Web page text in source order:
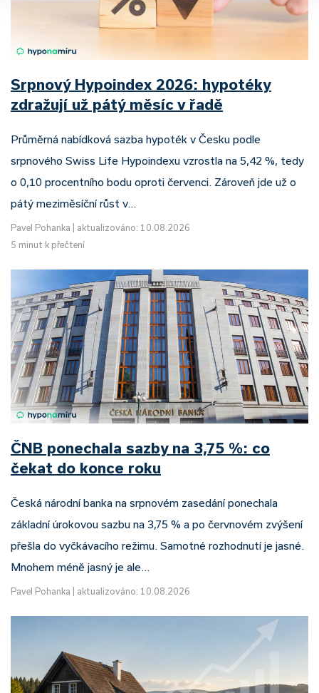
Srpnový Hypoindex 2026: hypotéky
zdražují už pátý měsíc v řadě
Průměrná nabídková sazba hypoték v Česku podle
srpnového Swiss Life Hypoindexu vzrostla na 5,42 %, tedy
o 0,10 procentního bodu oproti červenci. Zároveň jde už o
pátý meziměsíční růst v…
Pavel Pohanka
aktualizováno: 10.08.2026
5 minut k přečtení
ČNB ponechala sazby na 3,75 %: co
čekat do konce roku
Česká národní banka na srpnovém zasedání ponechala
základní úrokovou sazbu na 3,75 % a po červnovém zvýšení
přešla do vyčkávacího režimu. Samotné rozhodnutí je jasné.
Mnohem méně jasný je ale…
Pavel Pohanka aktualizováno: 10.08.2026